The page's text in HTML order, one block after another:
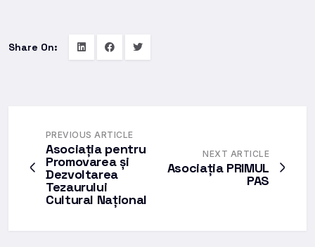
Share On:
PREVIOUS ARTICLE
Asociația pentru
Promovarea și
Dezvoltarea
Tezaurului
Cultural Național
NEXT ARTICLE
Asociația PRIMUL
PAS